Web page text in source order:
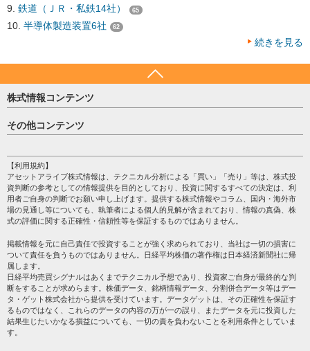
鉄道（ＪＲ・私鉄14社） 65
半導体製造装置6社 62
続きを見る
株式情報コンテンツ
日経平均
売買シグナル
注目銘柄
株テーマ情報
海外市況
投資カレンダー
格付け情報
その他コンテンツ
個人情報保護方針
プライバシーポリシー
会社案内
サイトマップ
過去データ
【利用規約】
アセットアライブ株式情報は、テクニカル分析による「買い」「売り」等は、株式投
資判断の参考としての情報提供を目的としており、投資に関するすべての決定は、利
用者ご自身の判断でお願い申し上げます。提供する株式情報やコラム、国内・海外市
場の見通し等についても、執筆者による個人的見解が含まれており、情報の真偽、株
式の評価に関する正確性・信頼性等を保証するものではありません。
掲載情報を元に自己責任で投資することが強く求められており、当社は一切の損害に
ついて責任を負うものではありません。日経平均株価の著作権は日本経済新聞社に帰
属します。
日経平均売買シグナルはあくまでテクニカル予想であり、投資家ご自身が最終的な判
断をすることが求めらます。株価データ、銘柄情報データ、分割併合データ等はデー
タ・ゲット株式会社から提供を受けています。データゲットは、その正確性を保証す
るものではなく、これらのデータの内容の万が一の誤り、またデータを元に投資した
結果生じたいかなる損益についても、一切の責を負わないことを利用条件としていま
す。